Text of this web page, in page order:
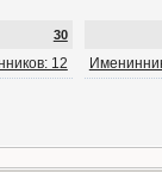
30
12